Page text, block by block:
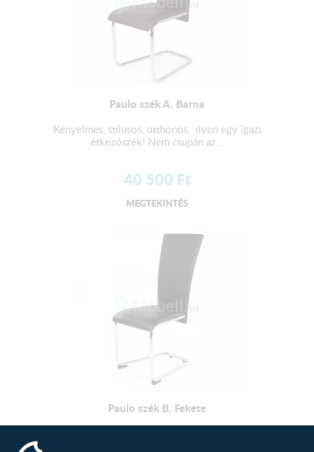
Paulo szék A, Barna
Kényelmes, stílusos, otthonos, ilyen egy igazi
étkezőszék! Nem csupán az...
40 500 Ft
MEGTEKINTÉS
Paulo szék B, Fekete